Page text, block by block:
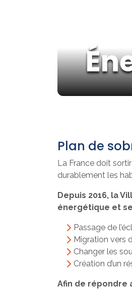
Plan de
La France doit
durablement les
Depuis 2016, la
énergétique et
Passage de
Migration vers
Changer les
Création d’un
Afin de répondre